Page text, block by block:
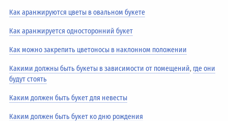
Как аранжируются цветы в овальном букете
Как аранжируется односторонний букет
Как можно закрепить цветоносы в наклонном положении
Какими должны быть букеты в зависимости от помещений, где они
будут стоять
Каким должен быть букет для невесты
Каким должен быть букет ко дню рождения